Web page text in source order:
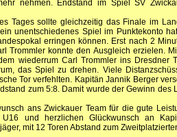
nehmen. Endstand im Spiel SV
Tages sollte gleichzeitig das Finale im
unentschiedenes Spiel im Punktekonto
erringen können. Erst nach 2
Trommler konnte den Ausgleich erzielen.
wiederrum Carl Trommler ins Dresdner
das Spiel zu drehen. Viele
Tor verfehlten. Kapitän Jannik Berger
zum 5:8. Damit wurde der Gewinn des
ans Zwickauer Team für die gute
U16 und herzlichen Glückwunsch an
mit 12 Toren Abstand zum